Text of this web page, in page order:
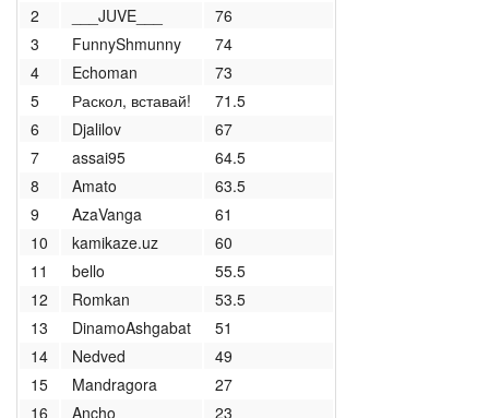
2
___JUVE___
76
3
FunnyShmunny
74
4
Echoman
73
5
Раскол, вставай!
71.5
6
Djalilov
67
7
assai95
64.5
8
Amato
63.5
9
AzaVanga
61
10
kamikaze.uz
60
11
bello
55.5
12
Romkan
53.5
13
DinamoAshgabat
51
14
Nedved
49
15
Mandragora
27
16
Ancho 23